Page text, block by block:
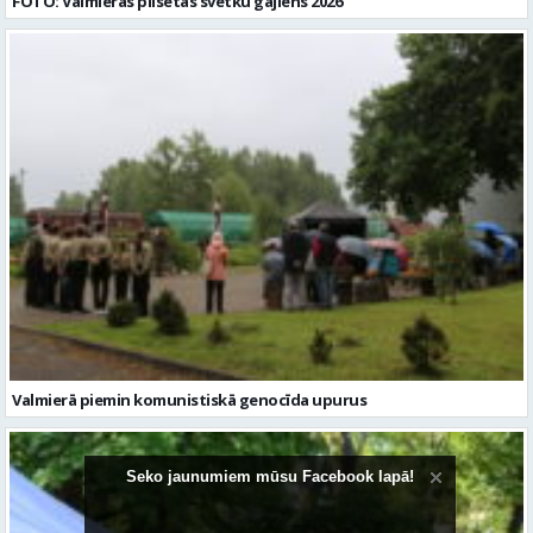
Valmierā piemin komunistiskā genocīda upurus
Seko jaunumiem mūsu Facebook lapā!